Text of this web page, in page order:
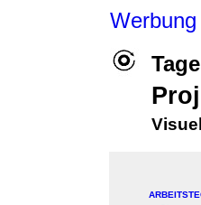
Werbung